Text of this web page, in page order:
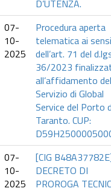
D’UTENZA.
07-
10-
2025
Procedura aperta
telematica ai sensi
dell’art. 71 del
36/2023
all’affidamento del
Servizio di Global
Service del Porto
Taranto. CUP:
07-
10-
2025
[CIG
DECRETO DI
PROROGA